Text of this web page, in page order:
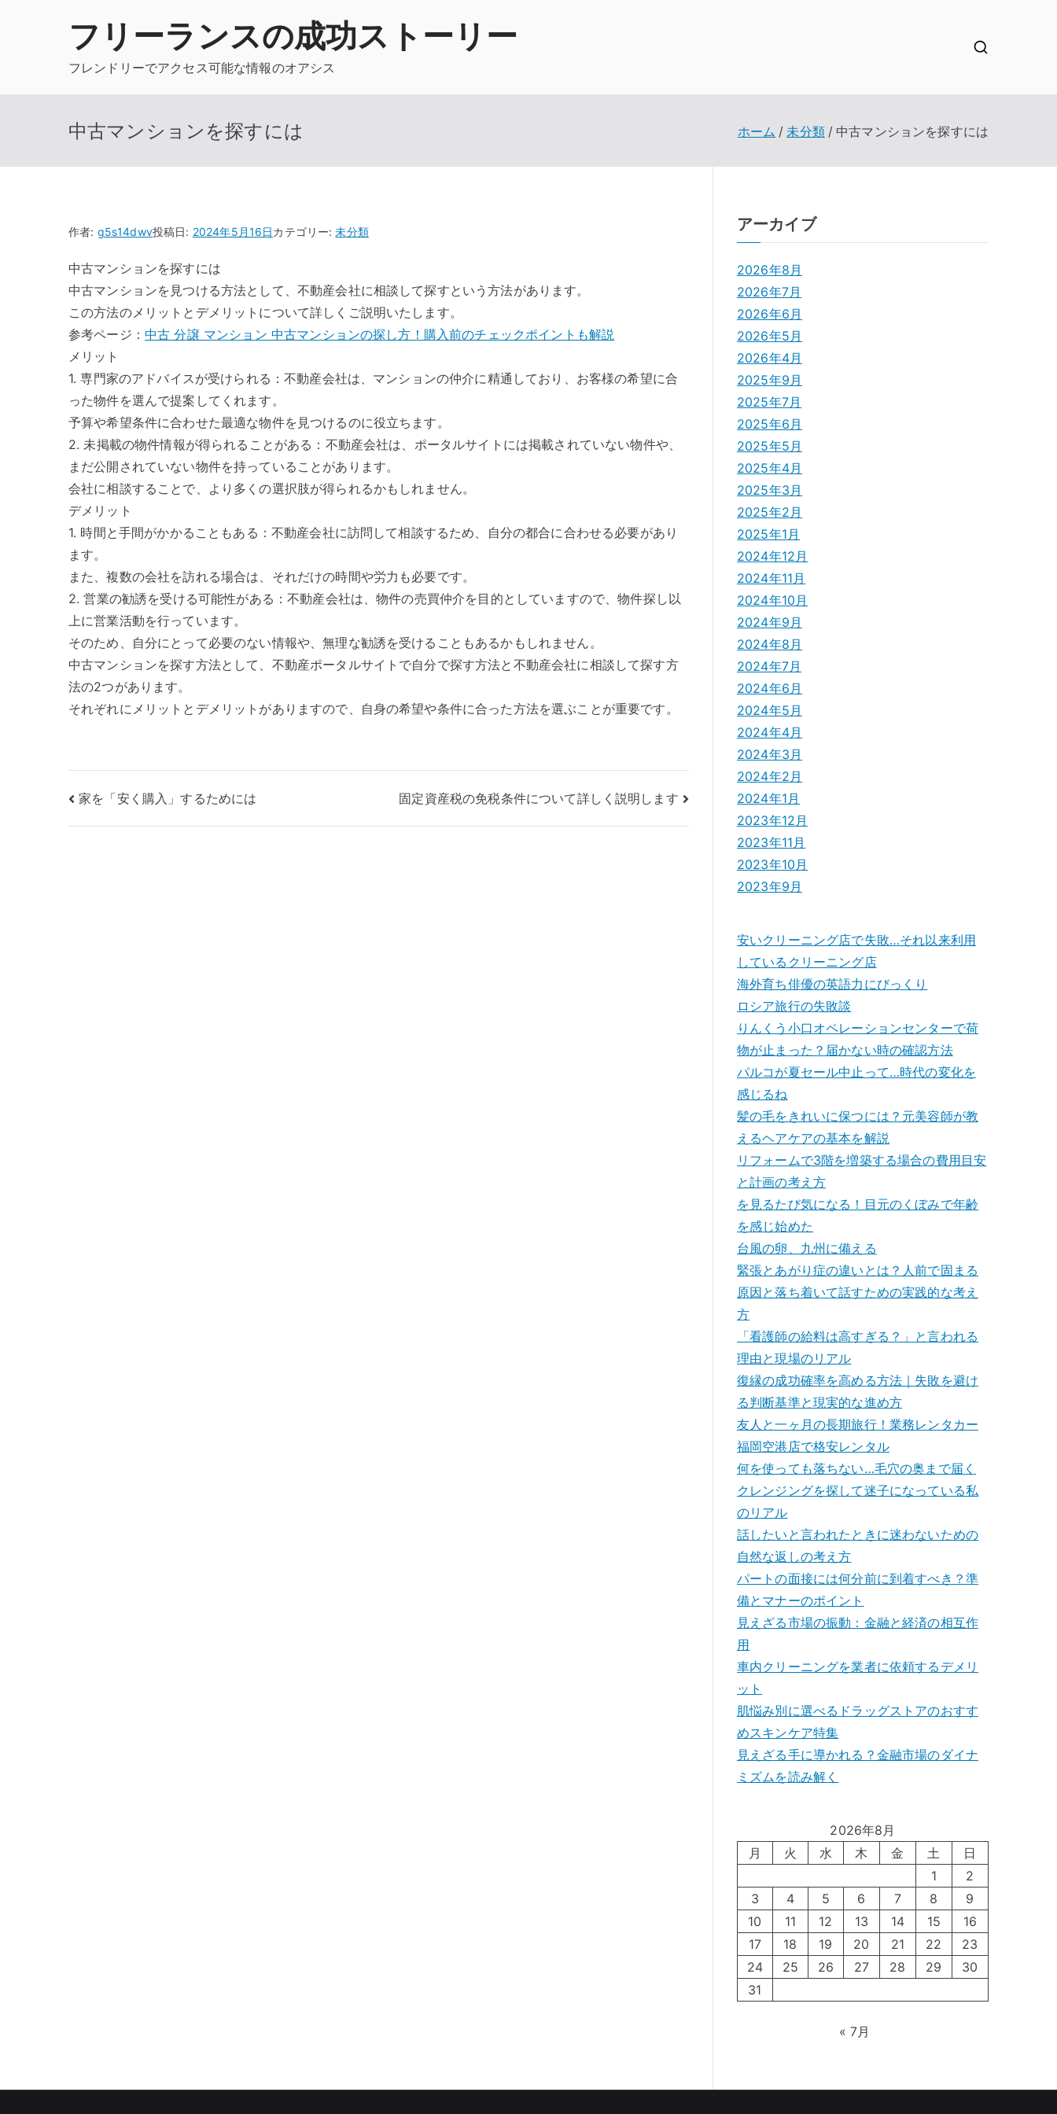
フリーランスの成功ストーリー
フレンドリーでアクセス可能な情報のオアシス
中古マンションを探すには ホーム 未分類 中古マンションを探すには
作者: g5s14dwv投稿日: 2024年5月16日カテゴリー:未分類
中古マンションを探すには
中古マンションを見つける方法として、不動産会社に相談して探すという方法があります。
この方法のメリットとデメリットについて詳しくご説明いたします。
参考ページ： 中古 分譲 マンション 中古マンションの探し方！購入前のチェックポイントも解説
メリット
1. 専門家のアドバイスが受けられる：不動産会社は、マンションの仲介に精通しており、お客様の希望に合
った物件を選んで提案してくれます。
予算や希望条件に合わせた最適な物件を見つけるのに役立ちます。
2. 未掲載の物件情報が得られることがある：不動産会社は、ポータルサイトには掲載されていない物件や、
まだ公開されていない物件を持っていることがあります。
会社に相談することで、より多くの選択肢が得られるかもしれません。
デメリット
1. 時間と手間がかかることもある：不動産会社に訪問して相談するため、自分の都合に合わせる必要があり
ます。
また、複数の会社を訪れる場合は、それだけの時間や労力も必要です。
2. 営業の勧誘を受ける可能性がある：不動産会社は、物件の売買仲介を目的としていますので、物件探し以
上に営業活動を行っています。
そのため、自分にとって必要のない情報や、無理な勧誘を受けることもあるかもしれません。
中古マンションを探す方法として、不動産ポータルサイトで自分で探す方法と不動産会社に相談して探す方
法の2つがあります。
それぞれにメリットとデメリットがありますので、自身の希望や条件に合った方法を選ぶことが重要です。
投
稿
家を「安く購入」するためには 固定資産税の免税条件について詳しく説明します
アーカイブ
2026年8月
2026年7月
2026年6月
2026年5月
2026年4月
2025年9月
2025年7月
2025年6月
2025年5月
2025年4月
2025年3月
2025年2月
2025年1月
2024年12月
2024年11月
2024年10月
2024年9月
2024年8月
2024年7月
2024年6月
2024年5月
2024年4月
2024年3月
2024年2月
2024年1月
2023年12月
2023年11月
2023年10月
2023年9月
安いクリーニング店で失敗…それ以来利用
しているクリーニング店
海外育ち俳優の英語力にびっくり
ロシア旅行の失敗談
りんくう小口オペレーションセンターで荷
物が止まった？届かない時の確認方法
パルコが夏セール中止って…時代の変化を
感じるね
髪の毛をきれいに保つには？元美容師が教
えるヘアケアの基本を解説
リフォームで3階を増築する場合の費用目安
と計画の考え方
を見るたび気になる！目元のくぼみで年齢
を感じ始めた
台風の卵、九州に備える
緊張とあがり症の違いとは？人前で固まる
原因と落ち着いて話すための実践的な考え
方
「看護師の給料は高すぎる？」と言われる
理由と現場のリアル
復縁の成功確率を高める方法｜失敗を避け
る判断基準と現実的な進め方
友人と一ヶ月の長期旅行！業務レンタカー
福岡空港店で格安レンタル
何を使っても落ちない…毛穴の奥まで届く
クレンジングを探して迷子になっている私
のリアル
話したいと言われたときに迷わないための
自然な返しの考え方
パートの面接には何分前に到着すべき？準
備とマナーのポイント
見えざる市場の振動：金融と経済の相互作
用
車内クリーニングを業者に依頼するデメリ
ット
肌悩み別に選べるドラッグストアのおすす
めスキンケア特集
見えざる手に導かれる？金融市場のダイナ
ミズムを読み解く
2026年8月
月
火 水 木 金 土
日
1
2
3
4 5 6 7 8
9
10
11 12 13 14 15
16
17
18 19 20 21 22
23
24
25 26 27 28 29
30
31
« 7月